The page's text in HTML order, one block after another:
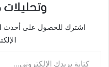
اشترك للحصول على أحدث
كتابة بريدك الإلكتروني...